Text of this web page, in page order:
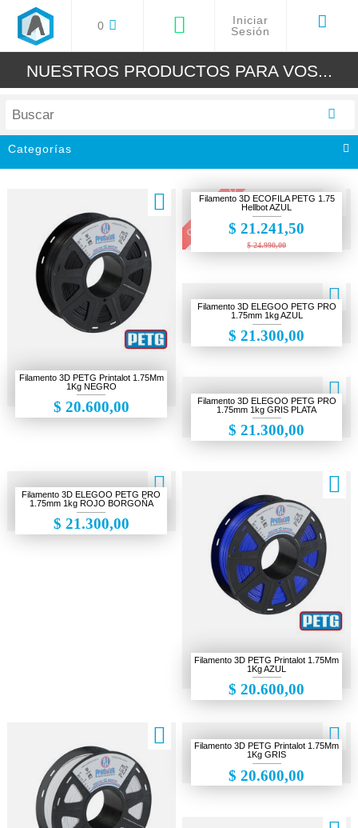
0
Iniciar
Sesión
NUESTROS PRODUCTOS PARA VOS...
Categorías
Filamentos 3D
Resinas 3D
Grabadoras Cortadora Laser
Accesorios y Repuestos
Cámaras de seguridad
Electrónica
Impresiones 3D
Filamento 3D PETG Printalot 1.75Mm
1Kg NEGRO
$ 20.600,00
OFERTA! 15% OFF
Filamento 3D ECOFILA PETG 1.75
Hellbot AZUL
$ 24.990,00
$ 21.241,50
Filamento 3D ELEGOO PETG PRO
1.75mm 1kg AZUL
$ 21.300,00
Filamento 3D ELEGOO PETG PRO
1.75mm 1kg GRIS PLATA
$ 21.300,00
Filamento 3D ELEGOO PETG PRO
1.75mm 1kg ROJO BORGOÑA
$ 21.300,00
Filamento 3D PETG Printalot 1.75Mm
1Kg AZUL
$ 20.600,00
Filamento 3D PETG Printalot 1.75Mm
1Kg GRIS
$ 20.600,00